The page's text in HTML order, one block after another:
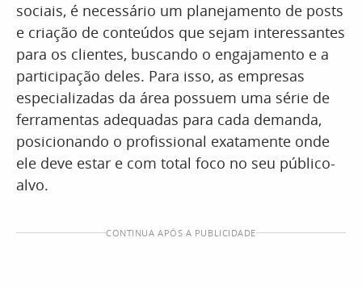
sociais, é necessário um planejamento de posts
e criação de conteúdos que sejam interessantes
para os clientes, buscando o engajamento e a
participação deles. Para isso, as empresas
especializadas da área possuem uma série de
ferramentas adequadas para cada demanda,
posicionando o profissional exatamente onde
ele deve estar e com total foco no seu público-
alvo.
CONTINUA APÓS A PUBLICIDADE